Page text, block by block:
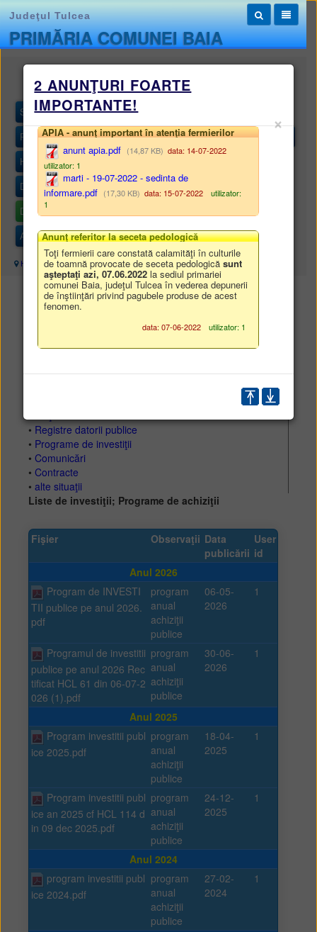
Judeţul Tulcea
PRIMĂRIA COMUNEI BAIA
Monitorul oficial local
STATUTUL UNITĂȚII ADMINISTRATIV-TERITORIALE
REGULAMENTELE PRIVIND PROCEDURILE ADMINISTRATIVE
HOTĂRÂRILE AUTORITĂȚII DELIBERATIVE
DISPOZIȚIILE AUTORITĂȚII EXECUTIVE
DOCUMENTE ȘI INFORMAȚII FINANCIARE
ALTE DOCUMENTE
Harta site /Monitorul oficial local /DOCUMENTE ȘI INFORMAȚII FINANCIARE
DOCUMENTE ȘI INFORMAȚII FINANCIARE
Proiecte de buget
•Rectificări de buget
• Registre datorii publice
• Programe de investiţii
• Comunicări
• Contracte
• alte situaţii
Liste de investiţii; Programe de achiziţii
Fişier Observaţii Data
publicării
User
id
Anul 2026
Program de INVESTI
TII publice pe anul 2026.
pdf
program
anual
achiziţii
publice
06-05-
2026
1
Programul de investitii
publice pe anul 2026 Rec
tificat HCL 61 din 06-07-2
026 (1).pdf
program
anual
achiziţii
publice
30-06-
2026
1
Anul 2025
Program investitii publ
ice 2025.pdf
program
anual
achiziţii
publice
18-04-
2025
1
Program investitii publ
ice an 2025 cf HCL 114 d
in 09 dec 2025.pdf
program
anual
achiziţii
publice
24-12-
2025
1
Anul 2024
program investitii publ
ice 2024.pdf
program
anual
achiziţii
publice
27-02-
2024
1
2 ANUNŢURI FOARTE
IMPORTANTE!
×
APIA - anunţ important în atenţia fermierilor
anunt apia.pdf (14,87 KB) data: 14-07-2022
utilizator: 1
marti - 19-07-2022 - sedinta de
informare.pdf (17,30 KB) data: 15-07-2022
utilizator:
1
Anunţ referitor la seceta pedologică
Toţi fermierii care constată calamităţi în culturile
de toamnă provocate de seceta pedologicăsunt
aşteptaţi azi, 07.06.2022 la sediul primariei
comunei Baia, judeţul Tulcea în vederea depunerii
de înştiinţări privind pagubele produse de acest
fenomen.
data: 07-06-2022 utilizator: 1